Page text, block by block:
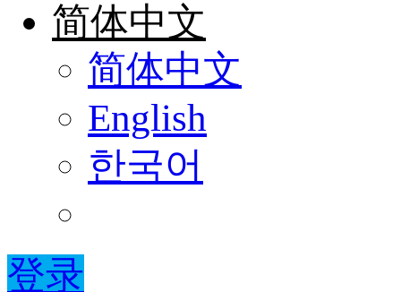
简体中文
简体中文
English
한국어
登录